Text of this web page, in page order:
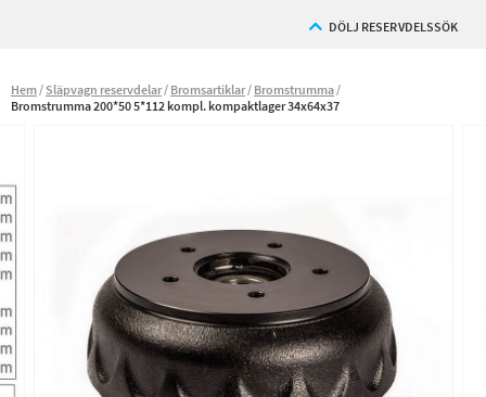
DÖLJ RESERVDELSSÖK
Hem Släpvagn reservdelar Bromsartiklar Bromstrumma
Bromstrumma 200*50 5*112 kompl. kompaktlager 34x64x37